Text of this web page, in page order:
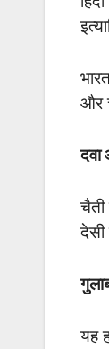
और
दवा
चैती
देसी
यह